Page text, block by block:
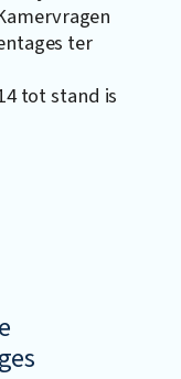
ter
tot stand is